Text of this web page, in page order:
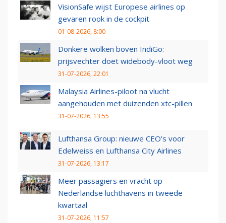
VisionSafe wijst Europese airlines op
gevaren rook in de cockpit
01-08-2026, 8:00
Donkere wolken boven IndiGo:
prijsvechter doet widebody-vloot weg
31-07-2026, 22:01
Malaysia Airlines-piloot na vlucht
aangehouden met duizenden xtc-pillen
31-07-2026, 13:55
Lufthansa Group: nieuwe CEO’s voor
Edelweiss en Lufthansa City Airlines
31-07-2026, 13:17
Meer passagiers en vracht op
Nederlandse luchthavens in tweede
kwartaal
31-07-2026, 11:57